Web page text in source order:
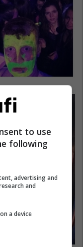
to use
following
advertising and
and
a device